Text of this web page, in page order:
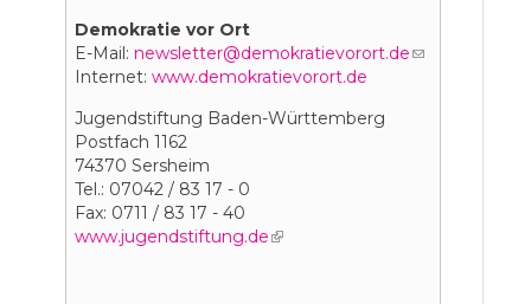
Demokratie vor Ort
E-Mail: newsletter@demokratievorort.de(link
Internet: www.demokratievorort.de
Jugendstiftung Baden-Württemberg
Postfach 1162
74370 Sersheim
Tel.: 07042 / 83 17 - 0
Fax: 0711 / 83 17 - 40
www.jugendstiftung.de(link is external)